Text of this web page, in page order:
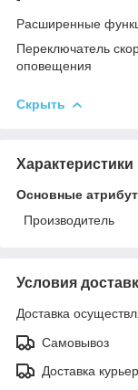
Расширенные
Переключатель
оповещения
Скрыть
Характеристики
Основные
Производитель
Условия
Доставка
Самовывоз
Доставка